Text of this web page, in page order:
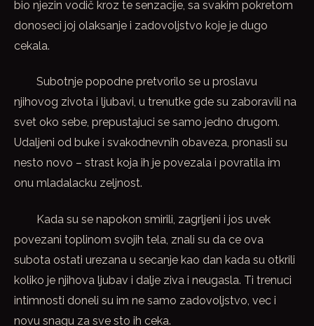
bio njezin vodič kroz te senzacije, sa svakim pokretom
donoseci joj olaksanje i zadovoljstvo koje je dugo
cekala.
Subotnje popodne pretvorilo se u proslavu
njihovog zivota i ljubavi, u trenutke gde su zaboravili na
svet oko sebe, prepustajuci se samo jedno drugom.
Udaljeni od buke i svakodnevnih obaveza, pronasli su
nesto novo – strast koja ih je povezala i povratila im
onu mladalacku zeljnost.
Kada su se napokon smirili, zagrljeni i jos uvek
povezani toplinom svojih tela, znali su da ce ova
subota ostati urezana u secanje kao dan kada su otkrili
koliko je njihova ljubav i dalje ziva i neugasla. Ti trenuci
intimnosti doneli su im ne samo zadovoljstvo, vec i
novu snagu za sve sto ih ceka.